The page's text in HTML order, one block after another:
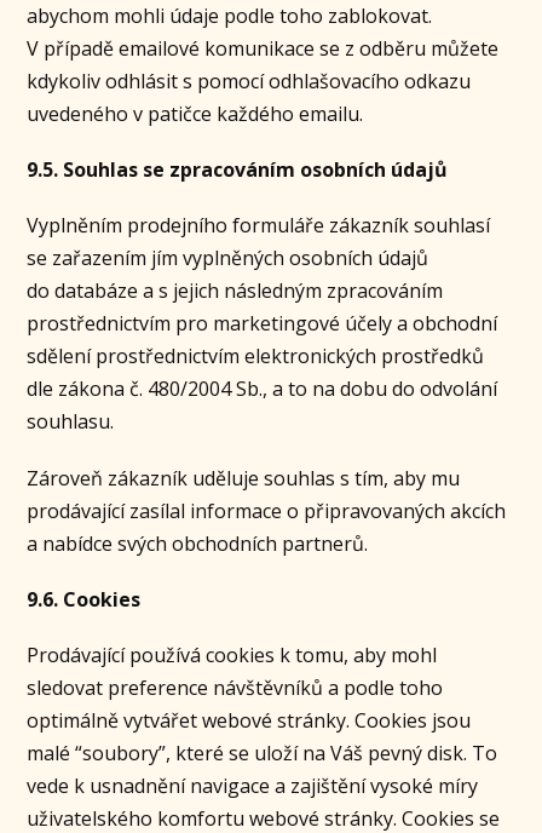
abychom mohli údaje podle toho zablokovat.
V případě emailové komunikace se z odběru můžete
kdykoliv odhlásit s pomocí odhlašovacího odkazu
uvedeného v patičce každého emailu.
9.5. Souhlas se zpracováním osobních údajů
Vyplněním prodejního formuláře zákazník souhlasí
se zařazením jím vyplněných osobních údajů
do databáze a s jejich následným zpracováním
prostřednictvím pro marketingové účely a obchodní
sdělení prostřednictvím elektronických prostředků
dle zákona č. 480/2004 Sb., a to na dobu do odvolání
souhlasu.
Zároveň zákazník uděluje souhlas s tím, aby mu
prodávající zasílal informace o připravovaných akcích
a nabídce svých obchodních partnerů.
9.6. Cookies
Prodávající používá cookies k tomu, aby mohl
sledovat preference návštěvníků a podle toho
optimálně vytvářet webové stránky. Cookies jsou
malé “soubory”, které se uloží na Váš pevný disk. To
vede k usnadnění navigace a zajištění vysoké míry
uživatelského komfortu webové stránky. Cookies se